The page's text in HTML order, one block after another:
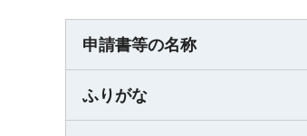
申請書等の名称
ふりがな